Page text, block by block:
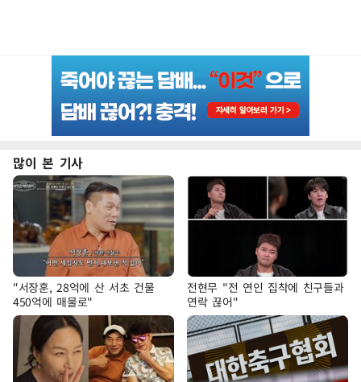
많이 본 기사
"서장훈, 28억에 산 서초 건물
450억에 매물로"
전현무 "전 연인 집착에 친구들과
연락 끊어"